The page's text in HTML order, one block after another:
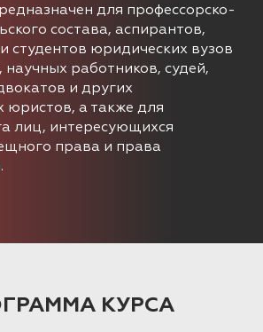
для профессорско-
состава, аспирантов,
студентов юридических вузов
научных работников, судей,
и других
а также для
лиц, интересующихся
права и права
КУРСА